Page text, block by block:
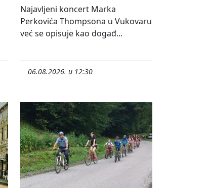
Najavljeni koncert Marka
Perkovića Thompsona u Vukovaru
već se opisuje kao događ...
06.08.2026. u 12:30